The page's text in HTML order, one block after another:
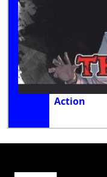
Action